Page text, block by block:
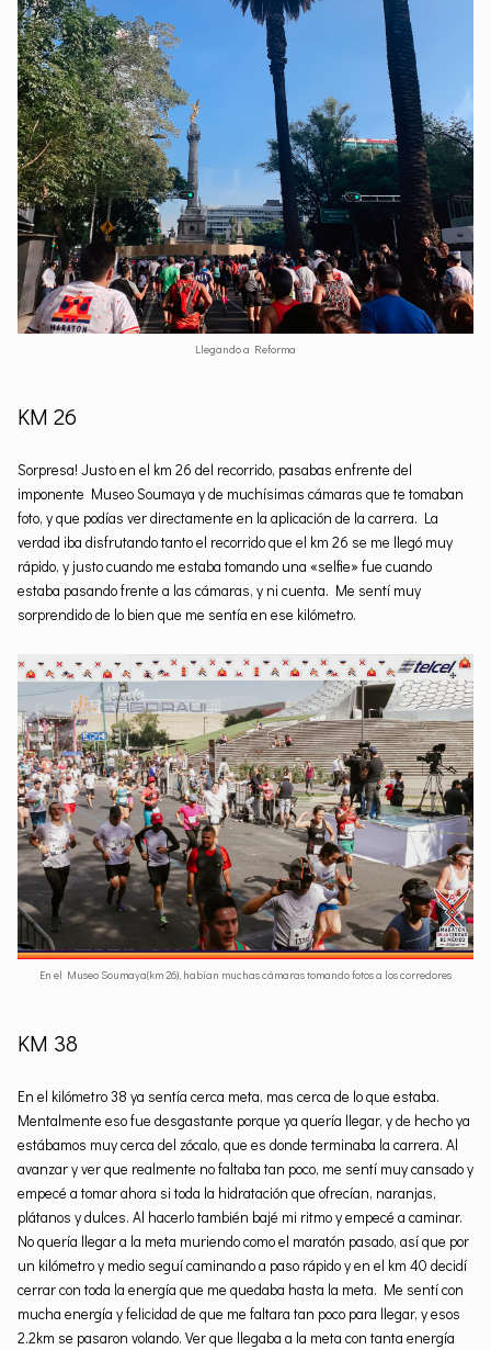
Llegando a Reforma
KM 26
Sorpresa! Justo en el km 26 del recorrido, pasabas enfrente del
imponente Museo Soumaya y de muchísimas cámaras que te tomaban
foto, y que podías ver directamente en la aplicación de la carrera. La
verdad iba disfrutando tanto el recorrido que el km 26 se me llegó muy
rápido, y justo cuando me estaba tomando una «selfie» fue cuando
estaba pasando frente a las cámaras, y ni cuenta. Me sentí muy
sorprendido de lo bien que me sentía en ese kilómetro.
En el Museo Soumaya(km 26), habían muchas cámaras tomando fotos a los corredores
KM 38
En el kilómetro 38 ya sentía cerca meta, mas cerca de lo que estaba.
Mentalmente eso fue desgastante porque ya quería llegar, y de hecho ya
estábamos muy cerca del zócalo, que es donde terminaba la carrera. Al
avanzar y ver que realmente no faltaba tan poco, me sentí muy cansado y
empecé a tomar ahora si toda la hidratación que ofrecían, naranjas,
plátanos y dulces. Al hacerlo también bajé mi ritmo y empecé a caminar.
No quería llegar a la meta muriendo como el maratón pasado, así que por
un kilómetro y medio seguí caminando a paso rápido y en el km 40 decidí
cerrar con toda la energía que me quedaba hasta la meta. Me sentí con
mucha energía y felicidad de que me faltara tan poco para llegar, y esos
2.2km se pasaron volando. Ver que llegaba a la meta con tanta energía